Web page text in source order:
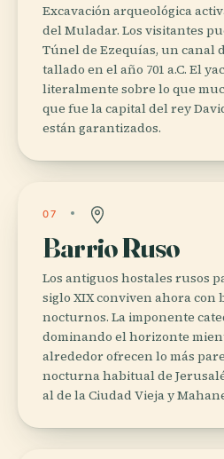
Excavación arqueológica
del Muladar. Los visitantes
Túnel de Ezequías, un canal
tallado en el año 701 a.C. El
literalmente sobre lo que
que fue la capital del rey
están garantizados.
07
Barrio Ruso
Los antiguos hostales rusos
siglo XIX conviven ahora con
nocturnos. La imponente
dominando el horizonte
alrededor ofrecen lo más
nocturna habitual de
al de la Ciudad Vieja y